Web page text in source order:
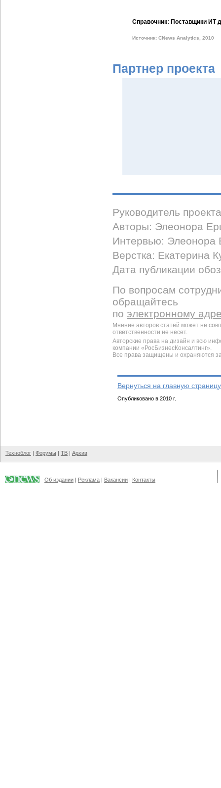
Справочник: Поставщики ИТ
Источник: CNews Analytics, 2010
Партнер проекта
Руководитель
Авторы: Элеонора
Интервью: Элеонора
Верстка: Екатерина
Дата публикации
По вопросам
обращайтесь
по электронному
Мнение авторов статей может не
ответственности не несет.
Авторские права на дизайн и всю
компании «РосБизнесКонсалтинг».
Все права защищены и охраняются
Вернуться на главную
Опубликовано в 2010 г.
Техноблог | Форумы | ТВ | Архив
Об издании | Реклама | Вакансии | Контакты